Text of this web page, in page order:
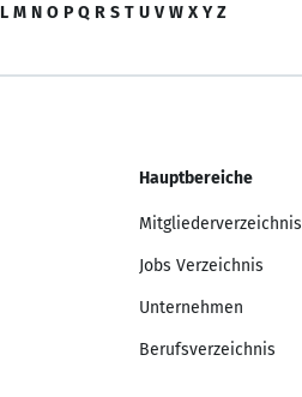
L M N O P Q R S T U V W X Y Z
Hauptbereiche
Mitgliederverzeichnis
Jobs Verzeichnis
Unternehmen
Berufsverzeichnis